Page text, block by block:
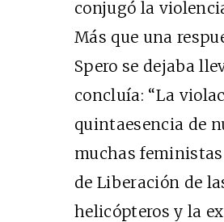
conjugó la
Más que una
Spero se dejaba
concluía: “La
quintaesencia de
muchas
de Liberación de
helicópteros y la